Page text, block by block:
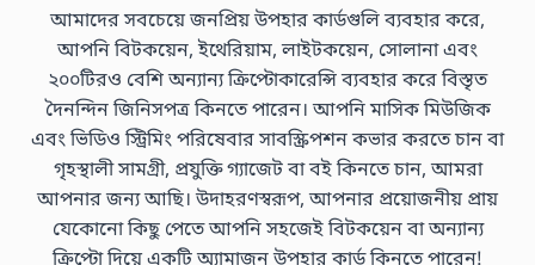
আমাদের সবচেয়ে জনপ্রিয় উপহার কার্ডগুলি ব্যবহার করে,
আপনি বিটকয়েন, ইথেরিয়াম, লাইটকয়েন, সোলানা এবং
২০০টিরও বেশি অন্যান্য ক্রিপ্টোকারেন্সি ব্যবহার করে বিস্তৃত
দৈনন্দিন জিনিসপত্র কিনতে পারেন। আপনি মাসিক মিউজিক
এবং ভিডিও স্ট্রিমিং পরিষেবার সাবস্ক্রিপশন কভার করতে চান বা
গৃহস্থালী সামগ্রী, প্রযুক্তি গ্যাজেট বা বই কিনতে চান, আমরা
আপনার জন্য আছি। উদাহরণস্বরূপ, আপনার প্রয়োজনীয় প্রায়
যেকোনো কিছু পেতে আপনি সহজেই বিটকয়েন বা অন্যান্য